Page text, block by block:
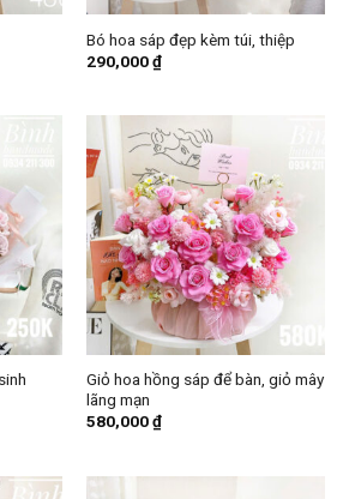
Bó hoa sáp đẹp kèm túi, thiệp
290,000₫
Giỏ hoa hồng sáp để bàn, giỏ mây
lãng mạn
580,000₫